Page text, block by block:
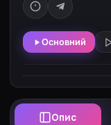
Основний
Опис